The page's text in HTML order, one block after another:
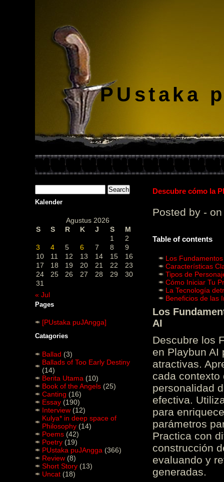
PUstaka
Kalender
Agustus 2026
S
S R K J S
M
1
2
3
4 5 6 7 8
9
10
11 12 13 14 15
16
17
18 19 20 21 22
23
24
25 26 27 28 29
30
31
« Jul
Pages
[PUstaka puJAngga]
Catagories
Ballad (3)
Ballads of Too Early Destiny
(14)
Berita Utama (10)
Book of the Angels (25)
Canting (16)
Essay (190)
Interview (12)
Kulya* in deep space of
Philosophy (14)
Poems (42)
Poetry (19)
PUstaka puJAngga (366)
Review (8)
Short Story (13)
Uncat (18)
Descubre cómo la
Posted by - on
Table of contents
Los
Características
Tipos de
Cómo Iniciar Tu
La Tecnología
Beneficios de las
Los
AI
Descubre los
en Playbun AI
atractivas.
cada contexto
personalidad
efectiva.
para
parámetros
Practica con
construcción
evaluando y
generadas.